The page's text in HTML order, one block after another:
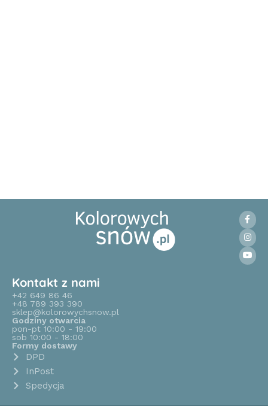
Kontakt z nami
+42 649 86 46
+48 789 393 390
sklep@kolorowychsnow.pl
Godziny otwarcia
pon-pt 10:00 - 19:00
sob 10:00 - 18:00
Formy dostawy
DPD
InPost
Spedycja